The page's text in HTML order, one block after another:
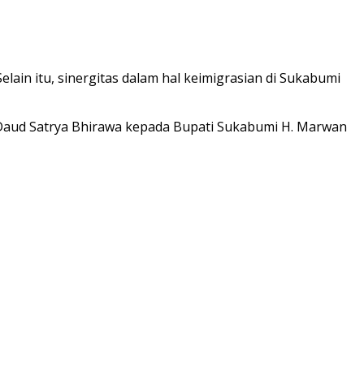
itu, sinergitas dalam hal keimigrasian di Sukabumi
Satrya Bhirawa kepada Bupati Sukabumi H. Marwan